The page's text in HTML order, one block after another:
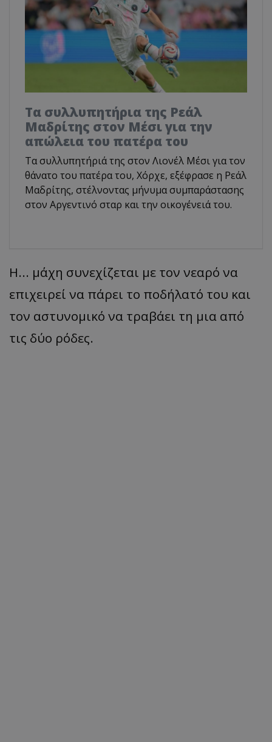
Τα συλλυπητήρια της Ρεάλ
Μαδρίτης στον Μέσι για την
απώλεια του πατέρα του
Τα συλλυπητήριά της στον Λιονέλ Μέσι για τον
θάνατο του πατέρα του, Χόρχε, εξέφρασε η Ρεάλ
Μαδρίτης, στέλνοντας μήνυμα συμπαράστασης
στον Αργεντινό σταρ και την οικογένειά του.
Η... μάχη συνεχίζεται με τον νεαρό να
επιχειρεί να πάρει το ποδήλατό του και
τον αστυνομικό να τραβάει τη μια από
τις δύο ρόδες.